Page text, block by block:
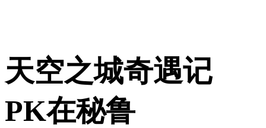
天空之城奇遇记
PK在秘鲁